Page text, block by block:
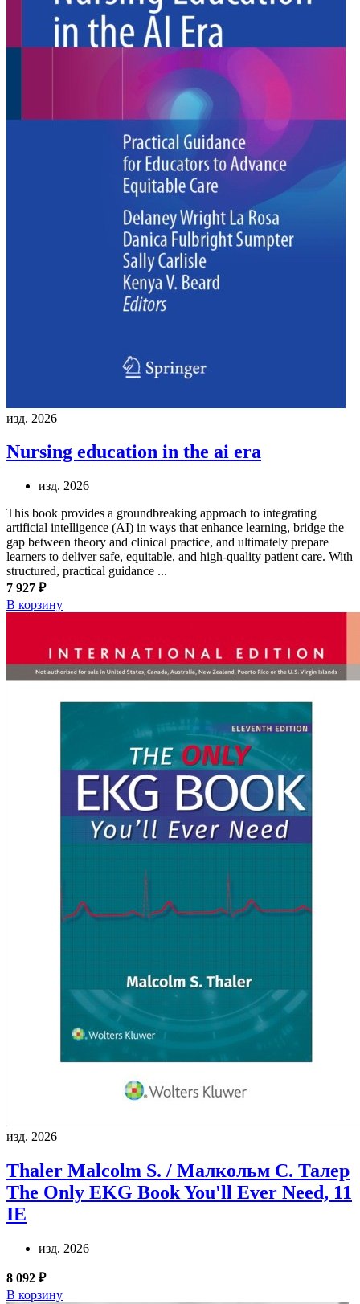
изд. 2026
Nursing education in the ai era
изд. 2026
This book provides a groundbreaking approach to integrating
artificial intelligence (AI) in ways that enhance learning, bridge the
gap between theory and clinical practice, and ultimately prepare
learners to deliver safe, equitable, and high-quality patient care. With
structured, practical guidance ...
7 927 ₽
В корзину
изд. 2026
Thaler Malcolm S. / Малкольм С. Талер
The Only EKG Book You'll Ever Need, 11
IE
изд. 2026
8 092 ₽
В корзину